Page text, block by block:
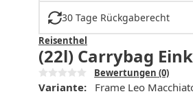
30 Tage Rückgaberecht
Reisenthel
(22l) Carrybag
Bewertungen (0)
Variante: Frame Leo